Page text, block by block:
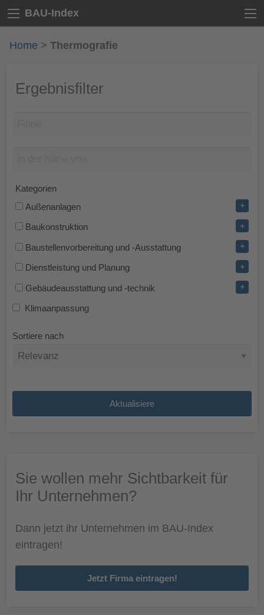
BAU-Index
Home > Thermografie
Ergebnisfilter
Kategorien
Außenanlagen
+
Baukonstruktion +
Baustellenvorbereitung und -Ausstattung +
Dienstleistung und Planung +
Gebäudeausstattung und -technik +
Klimaanpassung
Sortiere nach
Sie wollen mehr Sichtbarkeit für
Ihr Unternehmen?
Dann jetzt ihr Unternehmen im BAU-Index
eintragen!
Jetzt Firma eintragen!